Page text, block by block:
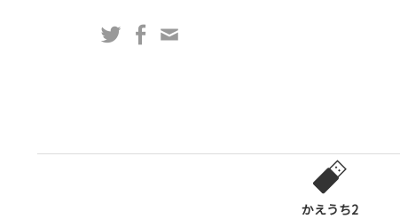
ス
TwitterFacebook
かえうち2